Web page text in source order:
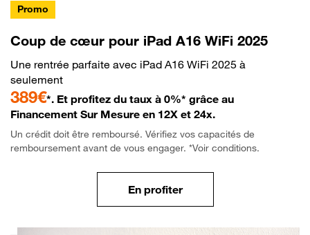
Promo
Coup de cœur pour iPad A16 WiFi 2025
Une rentrée parfaite avec iPad A16 WiFi 2025 à
seulement
389€*. Et profitez du taux à 0%* grâce au
Financement Sur Mesure en 12X et 24x.
Un crédit doit être remboursé. Vérifiez vos capacités de
remboursement avant de vous engager. *Voir conditions.
En profiter